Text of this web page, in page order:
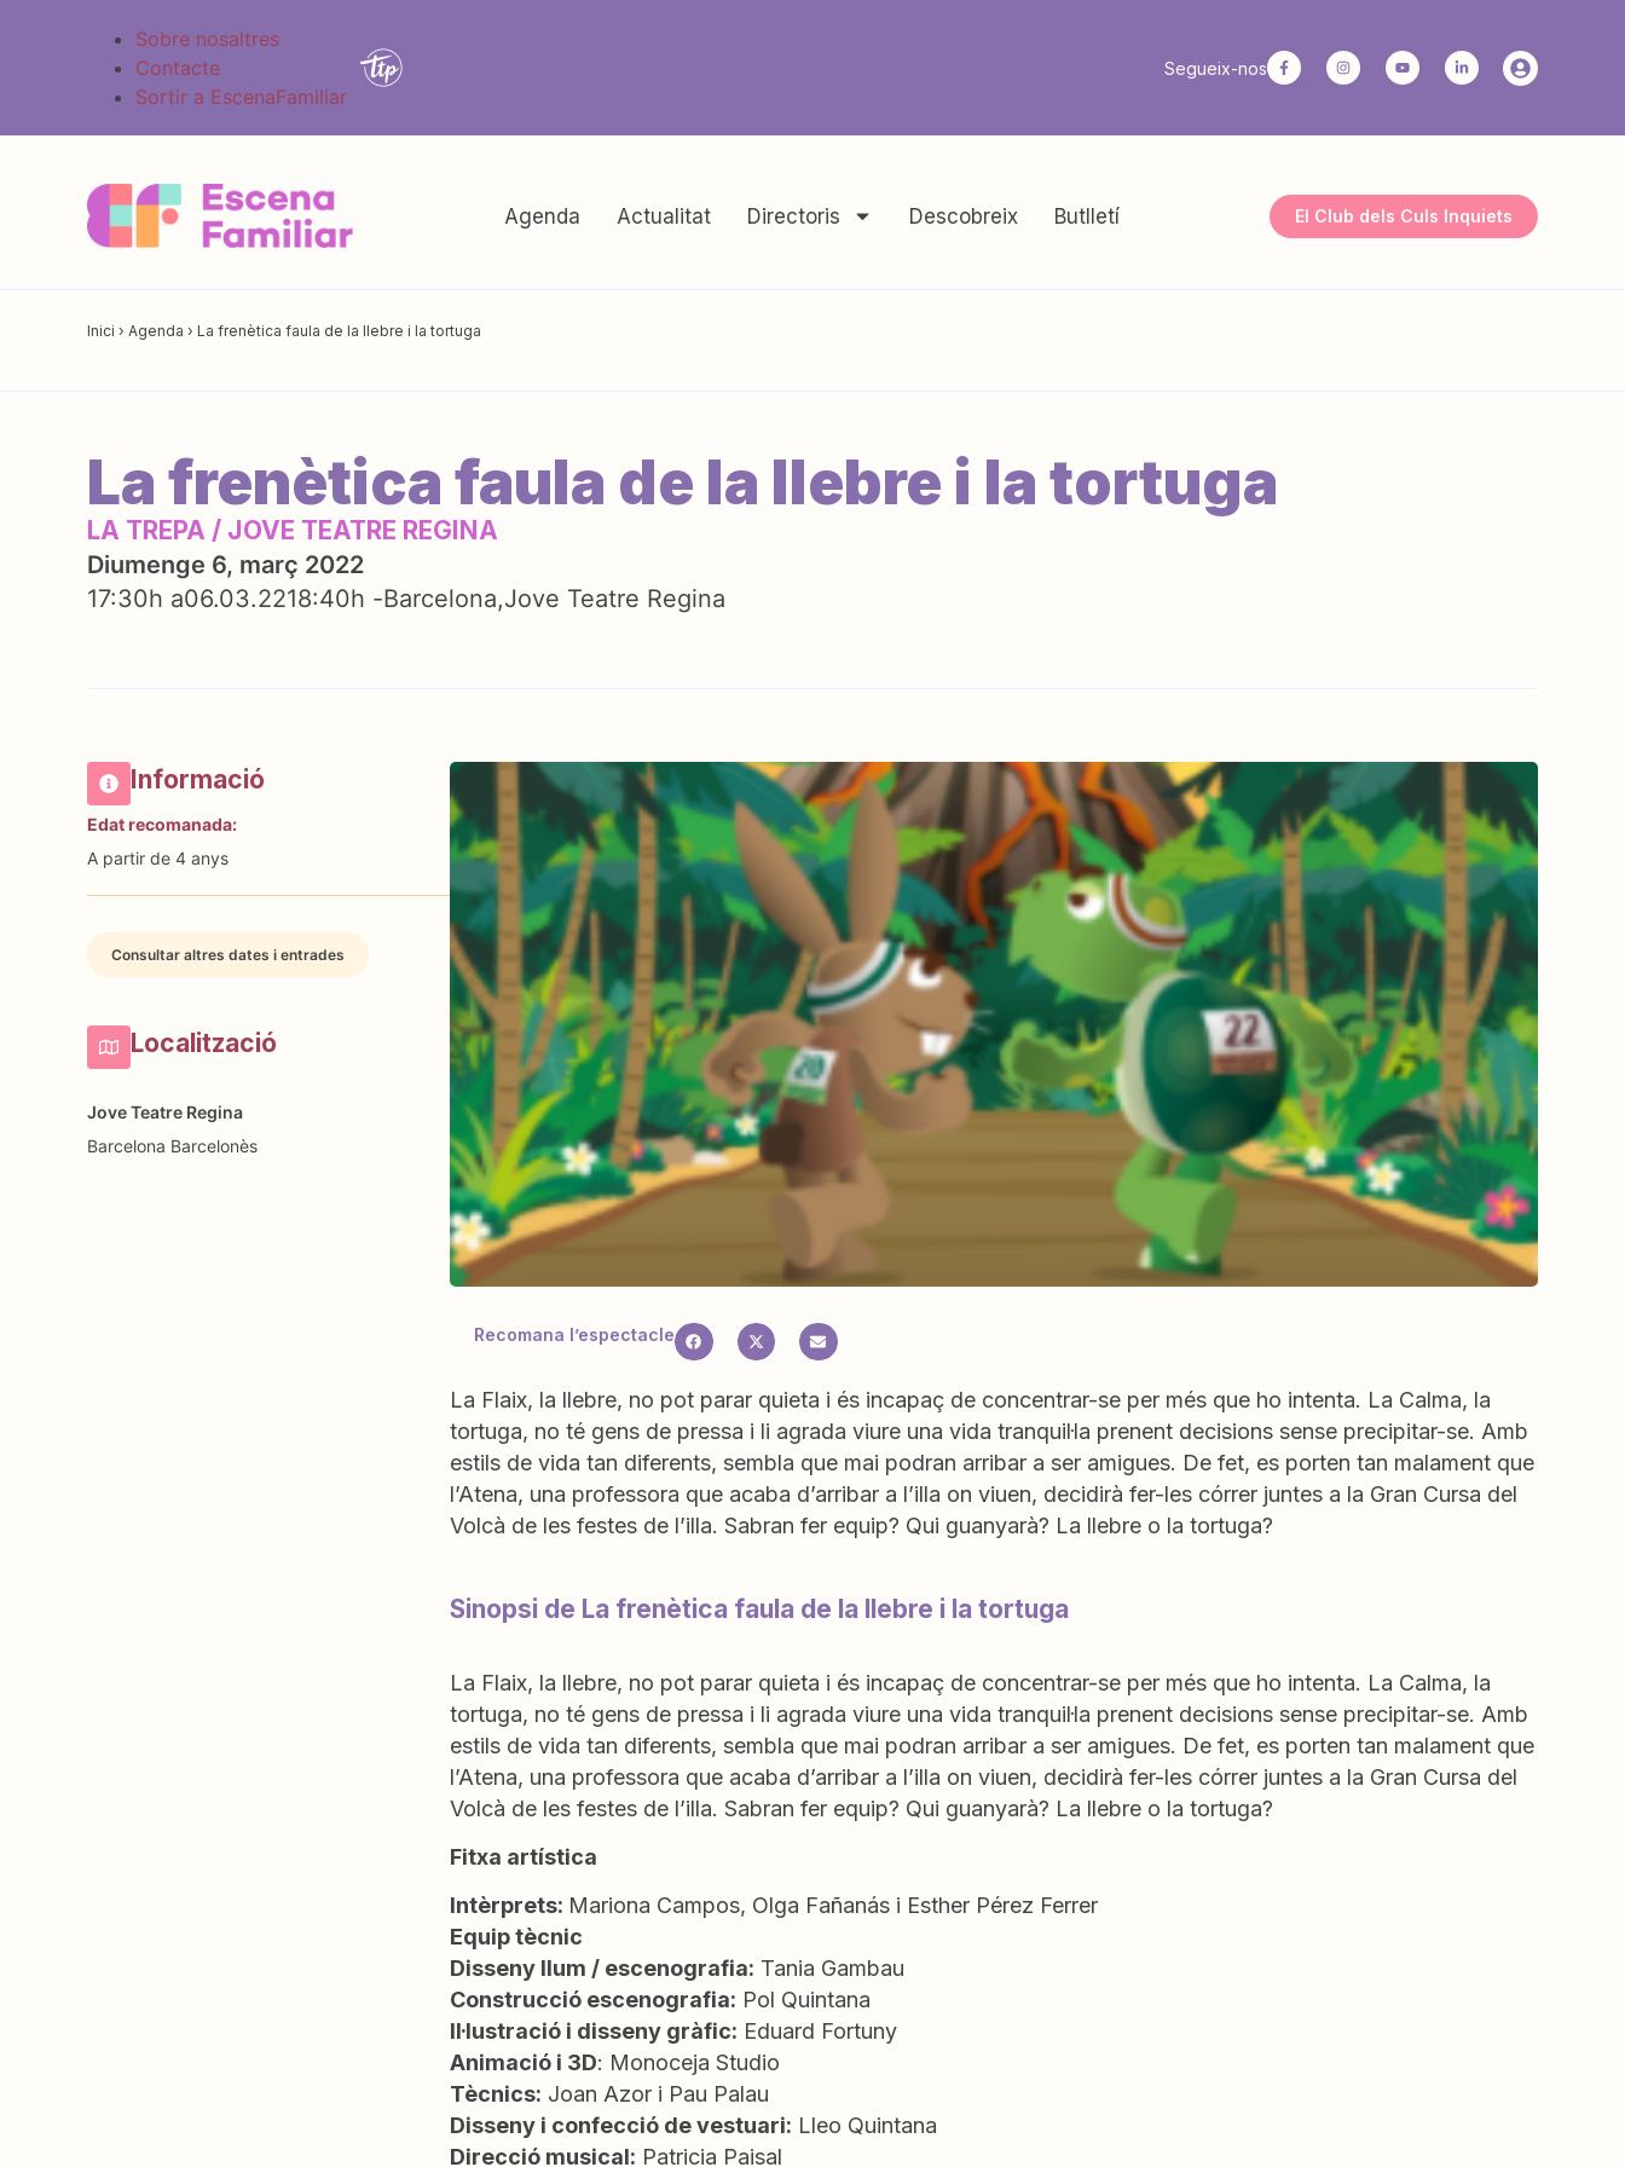
Sobre nosaltres
Contacte
Sortir a EscenaFamiliar
Segueix-nos
Agenda Actualitat Directoris Descobreix Butlletí El Club dels Culs Inquiets
Inici › Agenda › La frenètica faula de la llebre i la tortuga
La frenètica faula de la llebre i la tortuga
LA TREPA / JOVE TEATRE REGINA
Diumenge 6, març 2022
17:30h a06.03.2218:40h -Barcelona Jove Teatre Regina
Informació
Edat recomanada:
A partir de 4 anys
Consultar altres dates i entrades
Localització
Jove Teatre Regina
Barcelona Barcelonès
Recomana l’espectacle
La Flaix, la llebre, no pot parar quieta i és incapaç de concentrar-se per més que ho intenta. La Calma, la
tortuga, no té gens de pressa i li agrada viure una vida tranquil·la prenent decisions sense precipitar-se. Amb
estils de vida tan diferents, sembla que mai podran arribar a ser amigues. De fet, es porten tan malament que
l’Atena, una professora que acaba d’arribar a l’illa on viuen, decidirà fer-les córrer juntes a la Gran Cursa del
Volcà de les festes de l’illa. Sabran fer equip? Qui guanyarà? La llebre o la tortuga?
Sinopsi de La frenètica faula de la llebre i la tortuga
La Flaix, la llebre, no pot parar quieta i és incapaç de concentrar-se per més que ho intenta. La Calma, la
tortuga, no té gens de pressa i li agrada viure una vida tranquil·la prenent decisions sense precipitar-se. Amb
estils de vida tan diferents, sembla que mai podran arribar a ser amigues. De fet, es porten tan malament que
l’Atena, una professora que acaba d’arribar a l’illa on viuen, decidirà fer-les córrer juntes a la Gran Cursa del
Volcà de les festes de l’illa. Sabran fer equip? Qui guanyarà? La llebre o la tortuga?
Fitxa artística
Intèrprets: Mariona Campos, Olga Fañanás i Esther Pérez Ferrer
Equip tècnic
Disseny llum / escenografia: Tania Gambau
Construcció escenografia: Pol Quintana
Il·lustració i disseny gràfic: Eduard Fortuny
Animació i 3D: Monoceja Studio
Tècnics: Joan Azor i Pau Palau
Disseny i confecció de vestuari: Lleo Quintana
Direcció musical: Patricia Paisal